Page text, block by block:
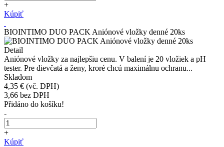
+
Kúpiť
BIOINTIMO DUO PACK Aniónové vložky denné 20ks
Detail
Aniónové vložky za najlepšiu cenu. V balení je 20 vložiek a pH
tester. Pre dievčatá a ženy, kroré chcú maximálnu ochranu...
Skladom
4,35 € (vč. DPH)
3,66 bez DPH
Přidáno do košíku!
-
+
Kúpiť